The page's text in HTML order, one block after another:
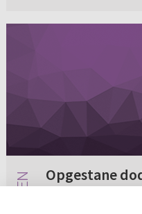
Opgestane